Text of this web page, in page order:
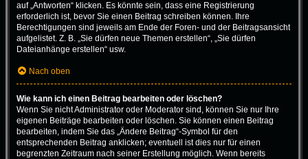
auf „Antworten“ klicken. Es könnte sein, dass eine Registrierung
erforderlich ist, bevor Sie einen Beitrag schreiben können. Ihre
Berechtigungen sind jeweils am Ende der Foren- und der Beitragsansicht
aufgelistet. Z. B. „Sie dürfen neue Themen erstellen“, „Sie dürfen
Dateianhänge erstellen“ usw.
Nach oben
Wie kann ich einen Beitrag bearbeiten oder löschen?
Wenn Sie nicht Administrator oder Moderator sind, können Sie nur Ihre
eigenen Beiträge bearbeiten oder löschen. Sie können einen Beitrag
bearbeiten, indem Sie das „Ändere Beitrag“-Symbol für den
entsprechenden Beitrag anklicken; eventuell ist dies nur für einen
begrenzten Zeitraum nach seiner Erstellung möglich. Wenn bereits